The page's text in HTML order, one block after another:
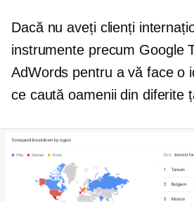
Dacă nu aveți clienți
instrumente precum Google
AdWords pentru a vă face o
ce caută oamenii din diferite